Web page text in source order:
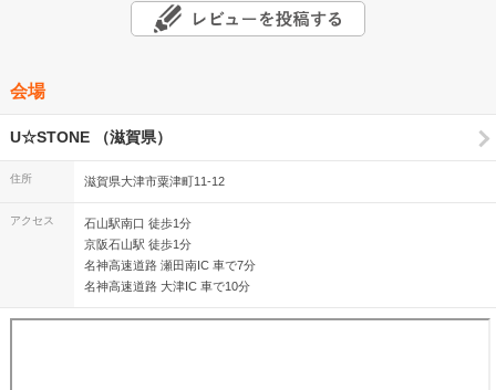
会場
U☆STONE （滋賀県）
住所 滋賀県大津市粟津町11-12
アクセス
石山駅南口 徒歩1分
京阪石山駅 徒歩1分
名神高速道路 瀬田南IC 車で7分
名神高速道路 大津IC 車で10分